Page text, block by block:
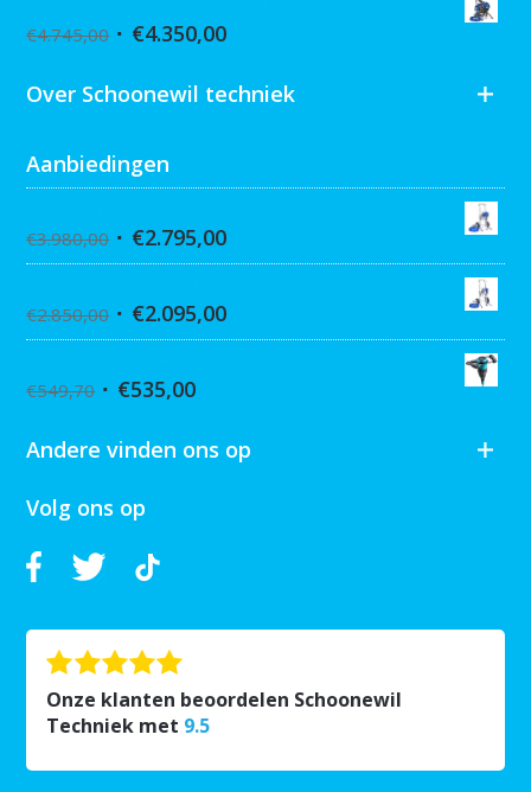
€4.745,00 €4.350,00
Over Schoonewil techniek
Aanbiedingen
€3.980,00 €2.795,00
€2.850,00 €2.095,00
€549,70 €535,00
Andere vinden ons op
Volg ons op
Onze klanten beoordelen Schoonewil
Techniek met 9.5